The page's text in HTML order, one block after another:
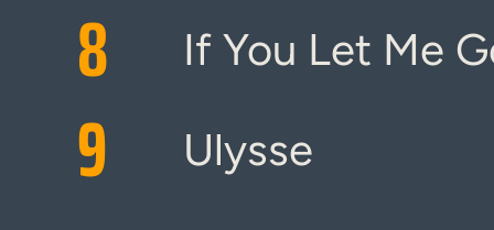
8 If You Let Me
9 Ulysse